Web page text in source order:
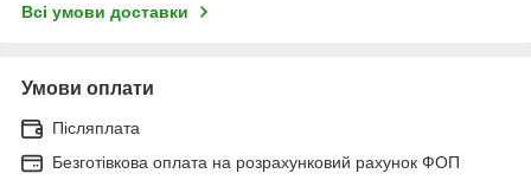
Всі умови доставки
Умови оплати
Післяплата
Безготівкова оплата на розрахунковий рахунок ФОП